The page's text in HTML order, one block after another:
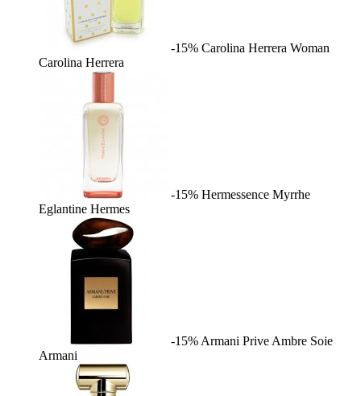
-15% Carolina Herrera Woman
Carolina Herrera
-15% Hermessence Myrrhe
Eglantine Hermes
-15% Armani Prive Ambre Soie
Armani